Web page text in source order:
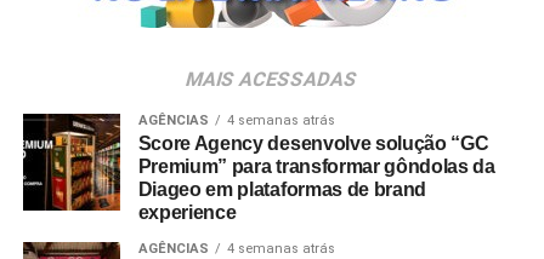
MAIS ACESSADAS
AGÊNCIAS 4 semanas atrás
Score Agency desenvolve solução “GC
Premium” para transformar gôndolas da
Diageo em plataformas de brand
experience
AGÊNCIAS 4 semanas atrás